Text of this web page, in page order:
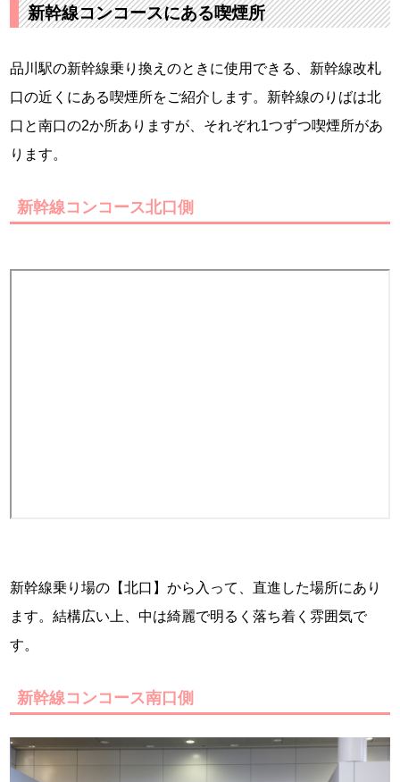
新幹線コンコースにある喫煙所
品川駅の新幹線乗り換えのときに使用できる、新幹線改札
口の近くにある喫煙所をご紹介します。新幹線のりばは北
口と南口の2か所ありますが、それぞれ1つずつ喫煙所があ
ります。
新幹線コンコース北口側
新幹線乗り場の【北口】から入って、直進した場所にあり
ます。結構広い上、中は綺麗で明るく落ち着く雰囲気で
す。
新幹線コンコース南口側